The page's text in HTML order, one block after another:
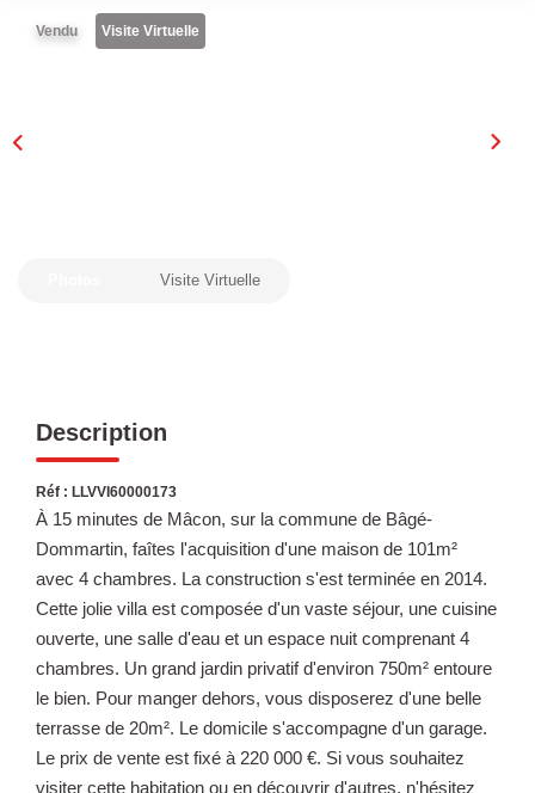
Laurent Immobilier Tournus
Laurent Immobilier Pont De Vaux
Vendu Visite Virtuelle
Visite Virtuelle
Description
Réf : LLVVI60000173
À 15 minutes de Mâcon, sur la commune de Bâgé-
Dommartin, faîtes l'acquisition d'une maison de 101m²
avec 4 chambres. La construction s'est terminée en 2014.
Cette jolie villa est composée d'un vaste séjour, une cuisine
ouverte, une salle d'eau et un espace nuit comprenant 4
chambres. Un grand jardin privatif d'environ 750m² entoure
le bien. Pour manger dehors, vous disposerez d'une belle
terrasse de 20m². Le domicile s'accompagne d'un garage.
Le prix de vente est fixé à 220 000 €. Si vous souhaitez
visiter cette habitation ou en découvrir d'autres, n'hésitez